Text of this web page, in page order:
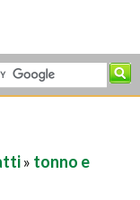
» tonno e